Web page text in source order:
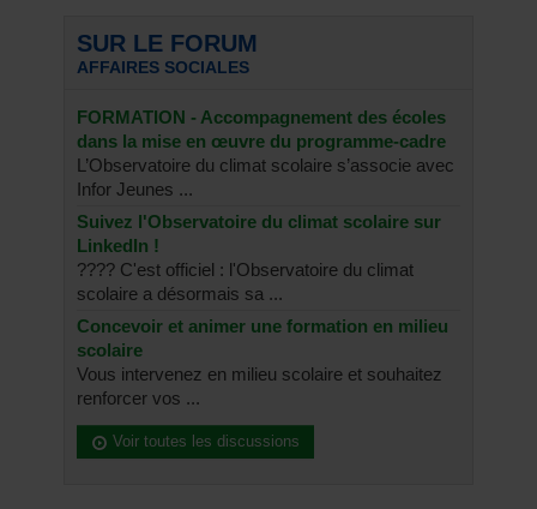
SUR LE FORUM
AFFAIRES SOCIALES
FORMATION - Accompagnement des écoles
dans la mise en œuvre du programme-cadre
L’Observatoire du climat scolaire s’associe avec
Infor Jeunes ...
Suivez l'Observatoire du climat scolaire sur
LinkedIn !
???? C'est officiel : l'Observatoire du climat
scolaire a désormais sa ...
Concevoir et animer une formation en milieu
scolaire
Vous intervenez en milieu scolaire et souhaitez
renforcer vos ...
Voir toutes les discussions